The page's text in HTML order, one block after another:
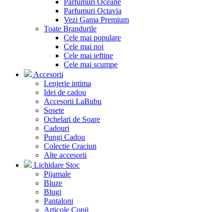
Parfumuri Oceane
Parfumuri Octavia
Vezi Gama Premium
Toate Brandurile
Cele mai populare
Cele mai noi
Cele mai ieftine
Cele mai scumpe
Accesorii
Lenjerie intima
Idei de cadou
Accesorii LaBubu
Sosete
Ochelari de Soare
Cadouri
Pungi Cadou
Colectie Craciun
Alte accesorii
Lichidare Stoc
Pijamale
Bluze
Blugi
Pantaloni
Articole Copii